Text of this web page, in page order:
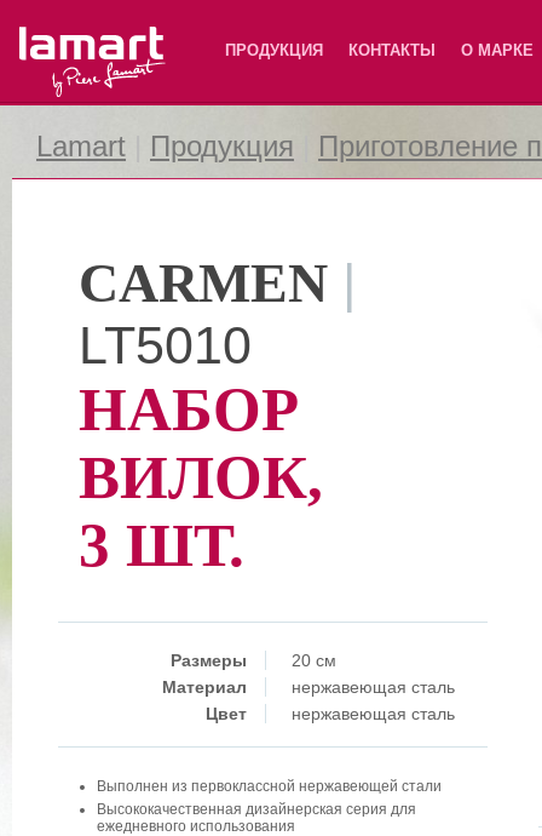
Lamart ПРОДУКЦИЯ КОНТАКТЫ О МАРКЕ
Lamart Продукция Приготовление
CARMEN |
LT5010
НАБОР
ВИЛОК,
3 ШТ.
Размеры
20 см
Материал
нержавеющая сталь
Цвет
нержавеющая сталь
Выполнен из первоклассной нержавеющей стали
Высококачественная дизайнерская серия для
ежедневного использования